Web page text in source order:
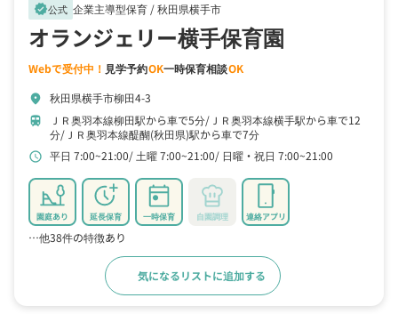
verified公式 企業主導型保育 /秋田県横手市
オランジェリー横手保育園
Webで受付中！ 見学予約OK一時保育相談OK
location_on 秋田県横手市柳田4-3
train ＪＲ奥羽本線柳田駅から車で5分
ＪＲ奥羽本線横手駅から車で12
分
ＪＲ奥羽本線醍醐(秋田県)駅から車で7分
schedule 平日 7:00~21:00 土曜 7:00~21:00 日曜・祝日 7:00~21:00
園庭あり 延長保育 一時保育 自園調理 連絡アプリ
…他38件の特徴あり
気になるリストに追加する